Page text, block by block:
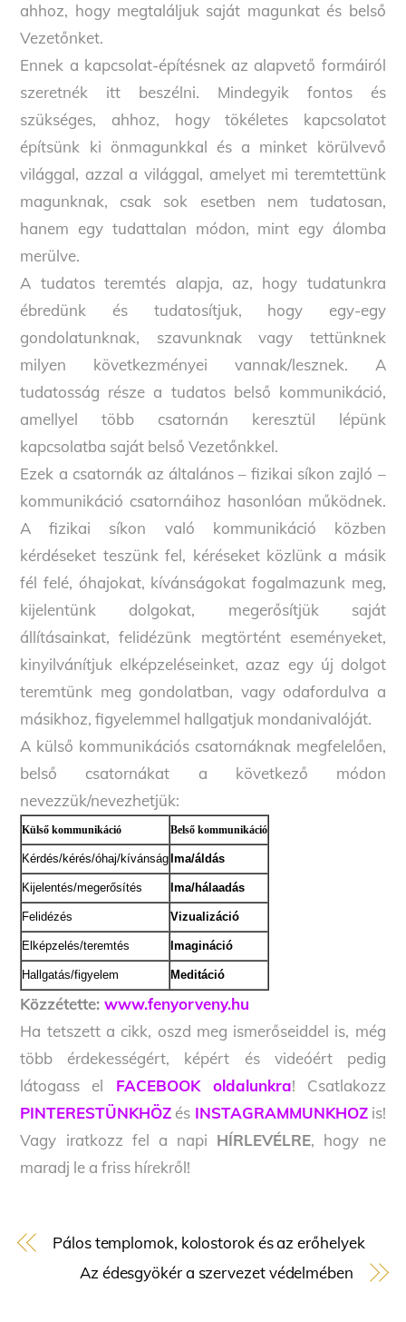
ahhoz, hogy megtaláljuk saját magunkat és belső
Vezetőnket.
Ennek a kapcsolat-építésnek az alapvető formáiról
szeretnék itt beszélni. Mindegyik fontos és
szükséges, ahhoz, hogy tökéletes kapcsolatot
építsünk ki önmagunkkal és a minket körülvevő
világgal, azzal a világgal, amelyet mi teremtettünk
magunknak, csak sok esetben nem tudatosan,
hanem egy tudattalan módon, mint egy álomba
merülve.
A tudatos teremtés alapja, az, hogy tudatunkra
ébredünk és tudatosítjuk, hogy egy-egy
gondolatunknak, szavunknak vagy tettünknek
milyen következményei vannak/lesznek. A
tudatosság része a tudatos belső kommunikáció,
amellyel több csatornán keresztül lépünk
kapcsolatba saját belső Vezetőnkkel.
Ezek a csatornák az általános – fizikai síkon zajló –
kommunikáció csatornáihoz hasonlóan működnek.
A fizikai síkon való kommunikáció közben
kérdéseket teszünk fel, kéréseket közlünk a másik
fél felé, óhajokat, kívánságokat fogalmazunk meg,
kijelentünk dolgokat, megerősítjük saját
állításainkat, felidézünk megtörtént eseményeket,
kinyilvánítjuk elképzeléseinket, azaz egy új dolgot
teremtünk meg gondolatban, vagy odafordulva a
másikhoz, figyelemmel hallgatjuk mondanivalóját.
A külső kommunikációs csatornáknak megfelelően,
belső csatornákat a következő módon
nevezzük/nevezhetjük:
Külső kommunikáció Belső kommunikáció
Kérdés/kérés/óhaj/kívánság Ima/áldás
Kijelentés/megerősítés Ima/hálaadás
Felidézés Vizualizáció
Elképzelés/teremtés Imagináció
Hallgatás/figyelem Meditáció
Közzétette:www.fenyorveny.hu
Ha tetszett a cikk, oszd meg ismerőseiddel is, még
több érdekességért, képért és videóért pedig
látogass el FACEBOOK oldalunkra! Csatlakozz
PINTERESTÜNKHÖZ és INSTAGRAMMUNKHOZis!
Vagy iratkozz fel a napi HÍRLEVÉLRE, hogy ne
maradj le a friss hírekről!
Pálos templomok, kolostorok és az erőhelyek
Az édesgyökér a szervezet védelmében